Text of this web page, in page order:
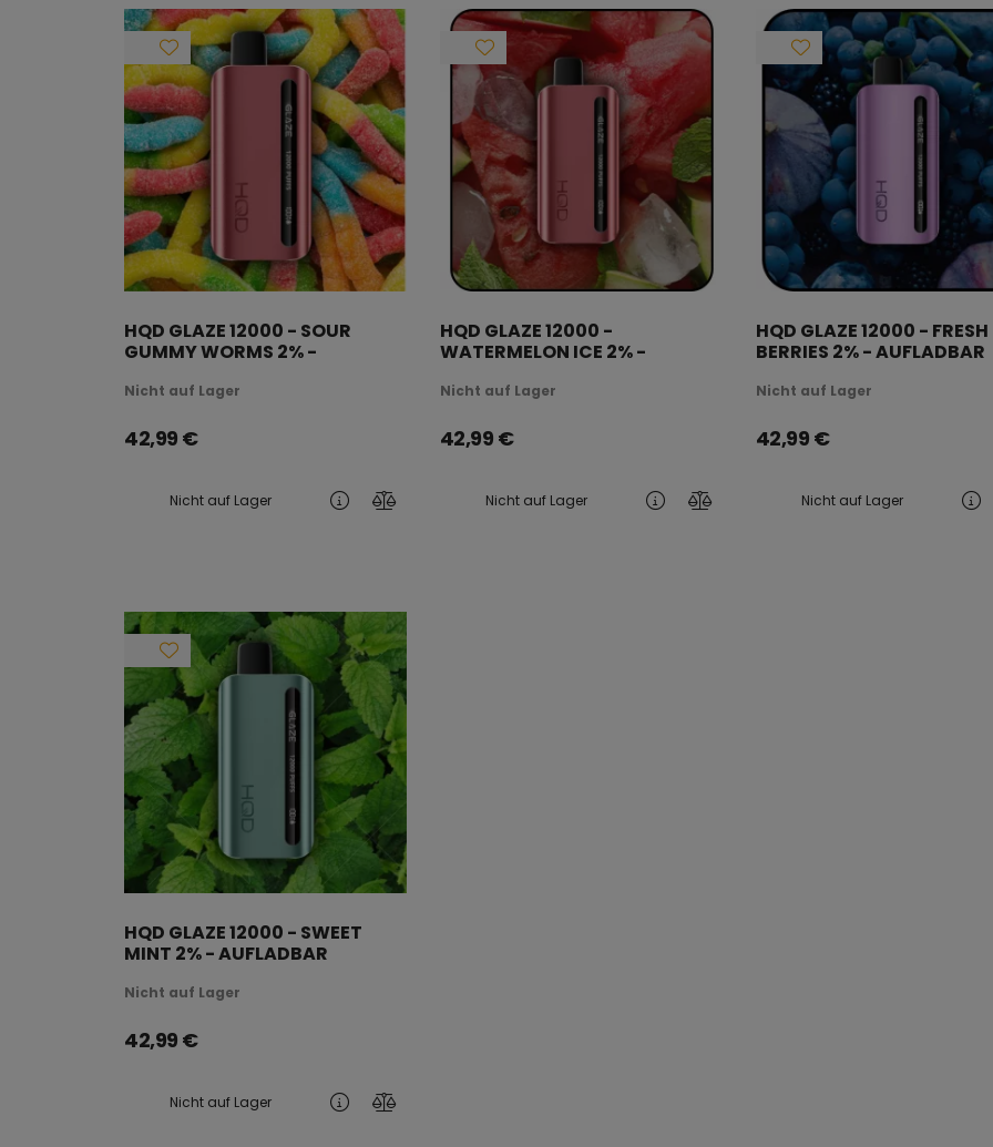
HQD GLAZE 12000 - SOUR
GUMMY WORMS 2% -
Nicht auf Lager
42,99 €
Nicht auf Lager
HQD GLAZE 12000 -
WATERMELON ICE 2% -
Nicht auf Lager
42,99 €
Nicht auf Lager
HQD GLAZE 12000 - FRESH
BERRIES 2% - AUFLADBAR
Nicht auf Lager
42,99 €
Nicht auf Lager
HQD GLAZE 12000 - SWEET
MINT 2% - AUFLADBAR
Nicht auf Lager
42,99 €
Nicht auf Lager